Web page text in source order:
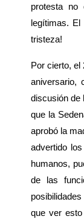
protesta no
legítimas.
tristeza!
Por cierto,
aniversario,
discusión de
que la
aprobó la
advertido
humanos,
de las
que ver